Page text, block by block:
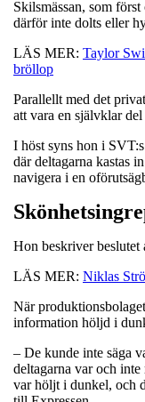
Skilsmässan, som
därför inte dolts eller
LÄS MER: Taylor
bröllop
Parallellt med det
att vara en självklar
I höst syns hon i
där deltagarna kastas
navigera i en
Hon beskriver beslutet
LÄS MER: Niklas
När
information höljd i
– De kunde inte säga
deltagarna var och
var höljt i dunkel, och